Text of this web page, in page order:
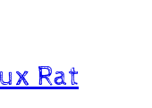
Rat